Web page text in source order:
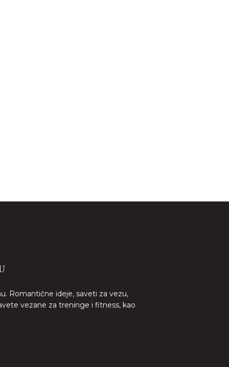
Romantične ideje, saveti za vezu,
vezane za treninge i fitness, kao